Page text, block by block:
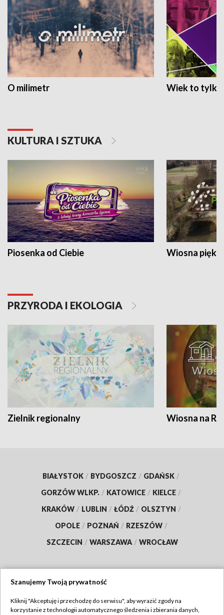
O milimetr Wiek to tylko
KULTURA I SZTUKA
Piosenka od Ciebie Wiosna
PRZYRODA I EKOLOGIA
Zielnik regionalny Wiosna na
BIAŁYSTOK / BYDGOSZCZ / GDAŃSK /
GORZÓW WLKP. / KATOWICE / KIELCE /
KRAKÓW / LUBLIN / ŁÓDŹ / OLSZTYN /
OPOLE / POZNAŃ / RZESZÓW /
SZCZECIN / WARSZAWA / WROCŁAW
TVP
Szanujemy Twoją prywatność
Kliknij "Akceptuję i przechodzę do serwisu", aby wyrazić zgody na
korzystanie z technologii automatycznego śledzenia i zbierania danych,